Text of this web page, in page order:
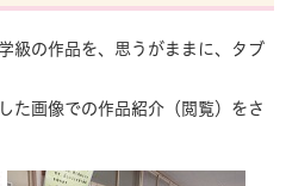
級の作品を、思うがままに、タブ
た画像での作品紹介（閲覧）をさ